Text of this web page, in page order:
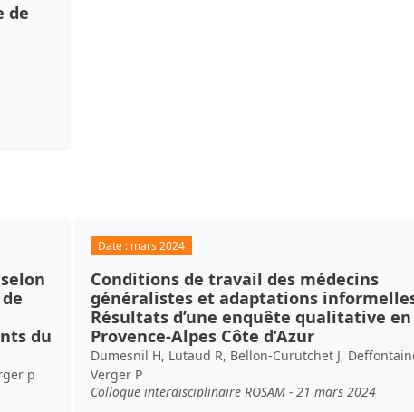
de
du
p
Date : mars 2024
Conditions de travail des médecins
généralistes et adaptations
Résultats d’une enquête qualitative en
Provence-Alpes Côte d’Azur
Dumesnil H, Lutaud R, Bellon-Curutchet J,
Verger P
Colloque interdisciplinaire ROSAM - 21 mars 2024